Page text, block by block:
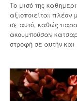
Το μισό της
αξιοποιείται
σε αυτό, καθώς
ακουμπούσαν
στροφή σε αυτήν